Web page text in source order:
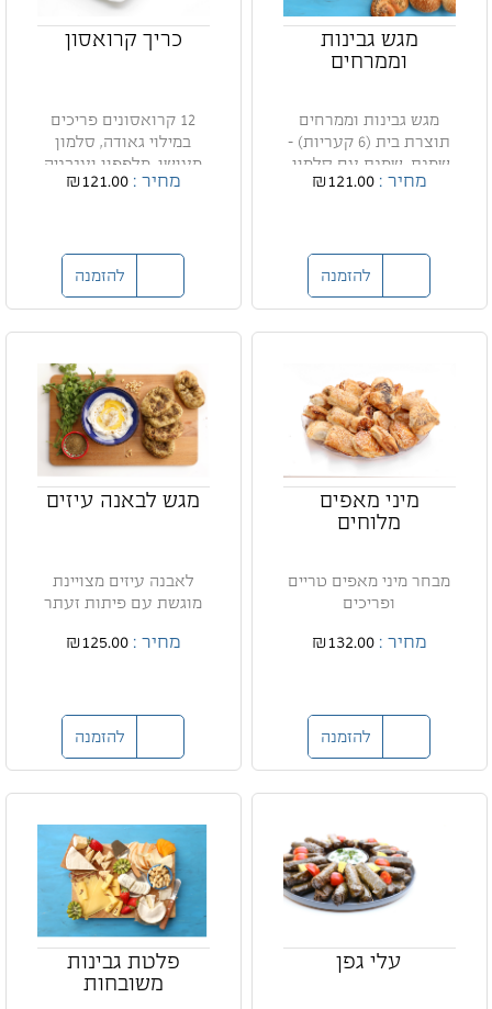
מגש גבינות
וממרחים
מגש גבינות וממרחים
תוצרת בית (6 קעריות) -
שמנת, שמנת עם סלמון,
ע...מחיר :₪121.00
להזמנה
כריך קרואסון
12 קרואסונים פריכים
במילוי גאודה, סלמון
מעושן, מלפפון ועגבניה
מחיר :₪121.00
להזמנה
מיני מאפים
מלוחים
מבחר מיני מאפים טריים
ופריכים
מחיר :₪132.00
להזמנה
מגש לבאנה עיזים
לאבנה עיזים מצויינת
מוגשת עם פיתות זעתר
מחיר :₪125.00
להזמנה
עלי גפן
פלטת גבינות
משובחות